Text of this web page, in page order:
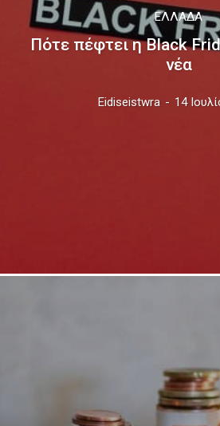
ΕΛΛΆΔΑ
Πότε πέφτει η Black
νέα
Eidiseistwra - 14